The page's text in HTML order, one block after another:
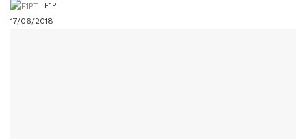
F1PT
17/06/2018